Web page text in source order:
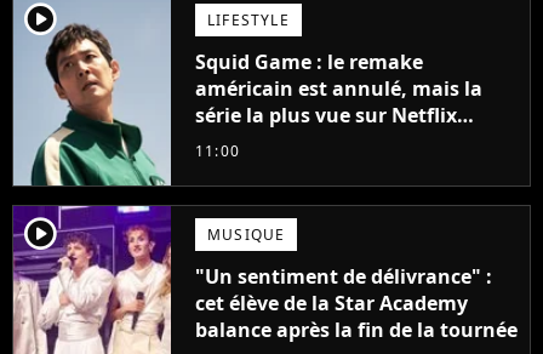
player2 LIFESTYLE
Squid Game : le remake
américain est annulé, mais la
série la plus vue sur Netflix
pourrait avoir une version
11:00
player2 MUSIQUE
"Un sentiment de délivrance" :
cet élève de la Star Academy
balance après la fin de la tournée